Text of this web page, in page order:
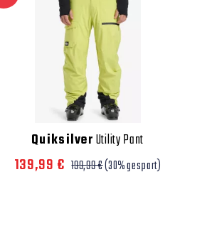
QuiksilverUtility Pant
139,99 € 199,99 €(30% gespart)